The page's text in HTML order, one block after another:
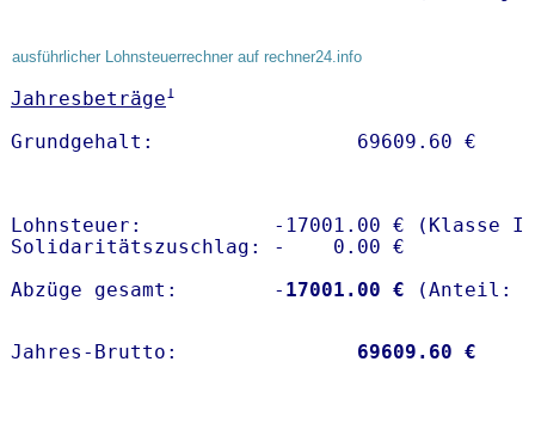
ausführlicher Lohnsteuerrechner auf rechner24.info
Jahresbeträge1
Lohnsteuer:           -17001.00 € (Klasse I)
Solidaritätszuschlag: -    0.00 €
Abzüge gesamt:        - 17001.00 €
Jahres-Brutto: 69609.60 €